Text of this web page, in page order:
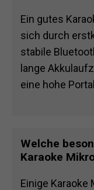
Ein gutes
sich durch
stabile
lange
eine hohe
Welche
Karaoke
Einige Karaoke